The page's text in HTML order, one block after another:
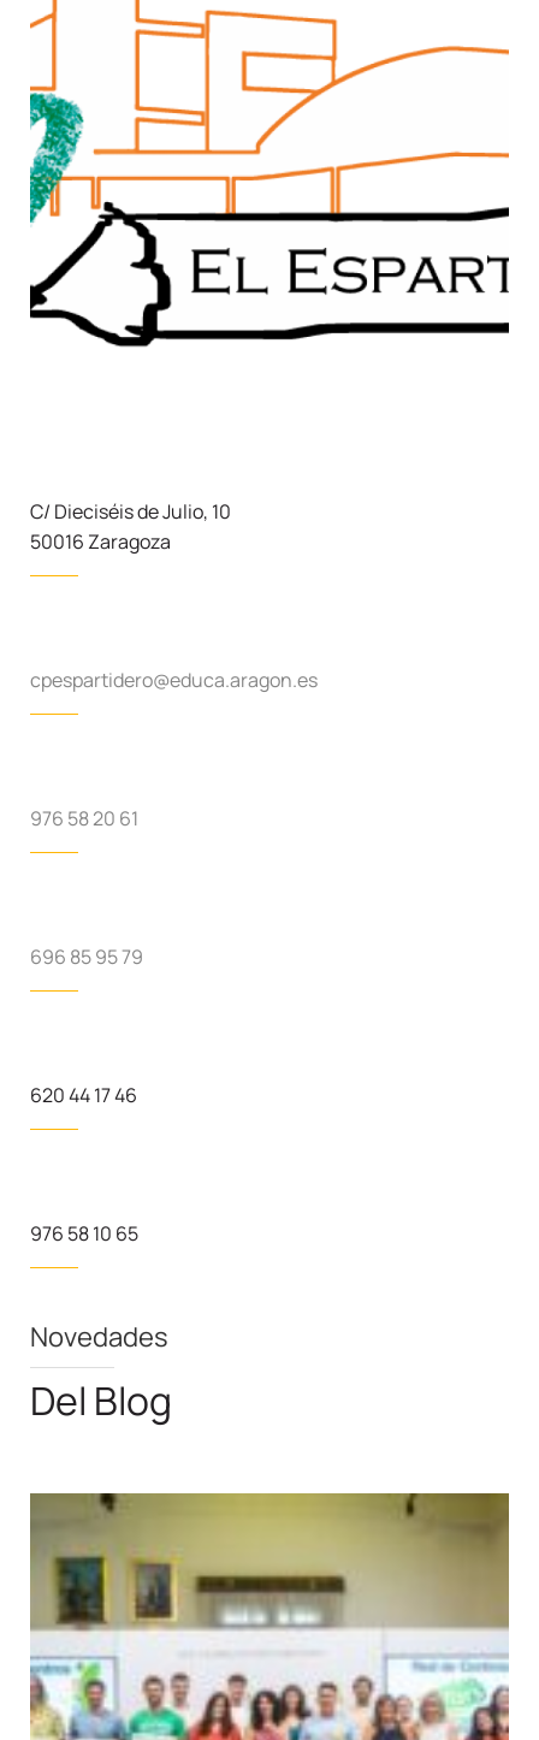
C/ Dieciséis de Julio, 10
50016 Zaragoza
cpespartidero@educa.aragon.es
976 58 20 61
696 85 95 79
620 44 17 46
976 58 10 65
Novedades
Del Blog